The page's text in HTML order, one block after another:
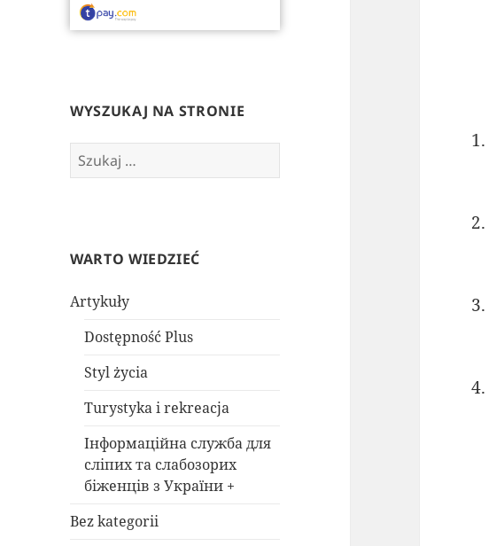
WYSZUKAJ NA STRONIE
Szukaj:
WARTO WIEDZIEĆ
Artykuły
Dostępność Plus
Styl życia
Turystyka i rekreacja
Інформаційна служба для
сліпих та слабозорих
біженців з України +
Bez kategorii